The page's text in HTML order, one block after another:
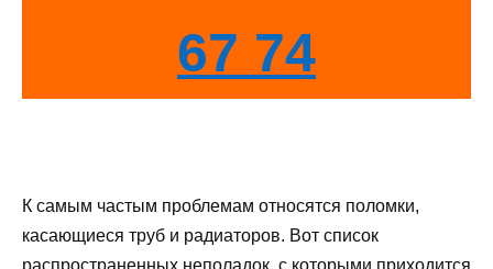
67 74
К самым частым проблемам относятся поломки,
касающиеся труб и радиаторов. Вот список
распространенных неполадок, с которыми приходится